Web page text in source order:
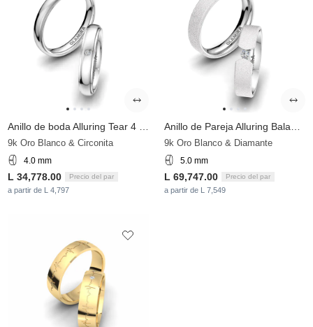
9k Oro Blanco & Circonita
4.0 mm
L 34,778.00 Precio del par
a partir de L 4,797
9k Oro Blanco & Diamante
5.0 mm
L 69,747.00 Precio del par
a partir de L 7,549